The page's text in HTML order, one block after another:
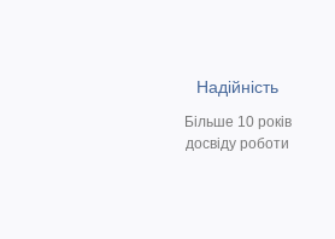
Надійність
Більше 10 років
досвіду роботи